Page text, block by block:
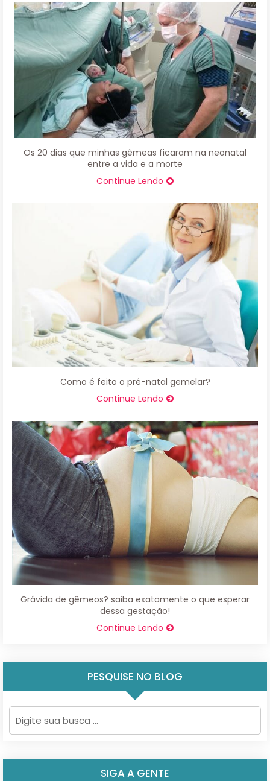
Os 20 dias que minhas gêmeas ficaram na neonatal
entre a vida e a morte
Continue Lendo
Como é feito o pré-natal gemelar?
Continue Lendo
Grávida de gêmeos? saiba exatamente o que esperar
dessa gestação!
Continue Lendo
PESQUISE NO BLOG
SIGA A GENTE